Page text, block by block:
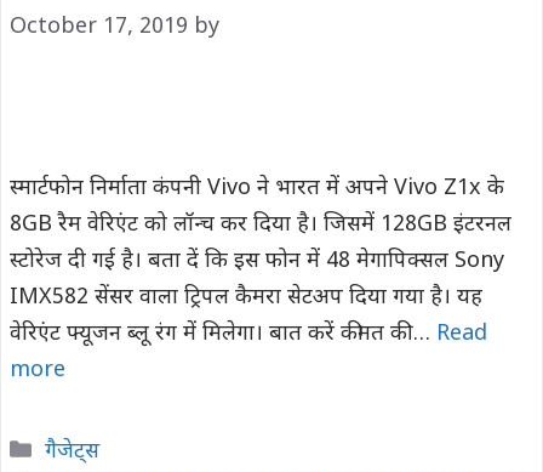
October 17, 2019 by
स्मार्टफोन निर्माता कंपनी Vivo ने भारत में अपने Vivo Z1x के
8GB रैम वेरिएंट को लॉन्च कर दिया है। जिसमें 128GB इंटरनल
स्टोरेज दी गई है। बता दें कि इस फोन में 48 मेगापिक्सल Sony
IMX582 सेंसर वाला ट्रिपल कैमरा सेटअप दिया गया है। यह
वेरिएंट फ्यूजन ब्लू रंग में मिलेगा। बात करें कीमत की … Read
more
Categories
गैजेट्स